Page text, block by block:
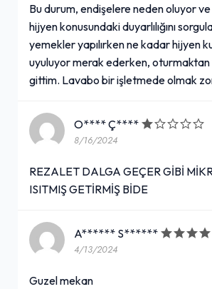
Bu durum, endişelere neden oluyor
hijyen konusundaki duyarlılığını
yemekler yapılırken ne kadar hijyen
uyuluyor merak ederken, oturmaktan
gittim. Lavabo bir işletmede olmak
O**** Ç****
8/16/2024
REZALET DALGA GEÇER GİBİ
ISITMIŞ GETİRMİŞ BİDE
A****** S******
4/13/2024
Guzel mekan